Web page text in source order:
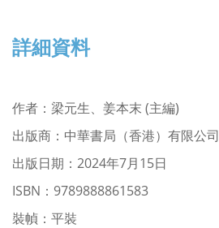
詳細資料
作者 ： 梁元生、姜本末 (主編)
出版商：中華書局（香港）有限公司
出版日期：2024年7月15日
ISBN：9789888861583
裝幀：平裝